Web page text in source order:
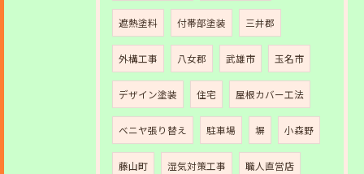
遮熱塗料 付帯部塗装 三井郡
外構工事 八女郡 武雄市 玉名市
デザイン塗装 住宅 屋根カバー工法
ベニヤ張り替え 駐車場 塀 小森野
藤山町 湿気対策工事 職人直営店